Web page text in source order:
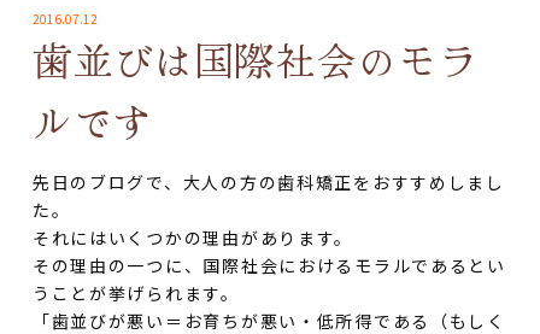
2016.07.12
歯並びは国際社会のモラ
ルです
先日のブログで、大人の方の歯科矯正をおすすめしまし
た。
それにはいくつかの理由があります。
その理由の一つに、国際社会におけるモラルであるとい
うことが挙げられます。
「歯並びが悪い＝お育ちが悪い・低所得である（もしく